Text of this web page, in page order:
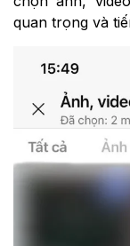
quan trọng và